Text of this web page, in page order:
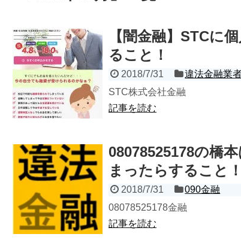
【闇金融】STCに
ること！
2018/7/31
違法金融業
STC株式会社金融
記事を読む
08078525178の橋
まったらすること！
2018/7/31
090金融
08078525178金融
記事を読む